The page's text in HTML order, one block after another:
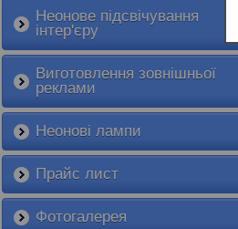
Неонове підсвічування
інтер'єру
Виготовлення зовнішньої
реклами
Неонові лампи
Прайс лист
Фотогалерея